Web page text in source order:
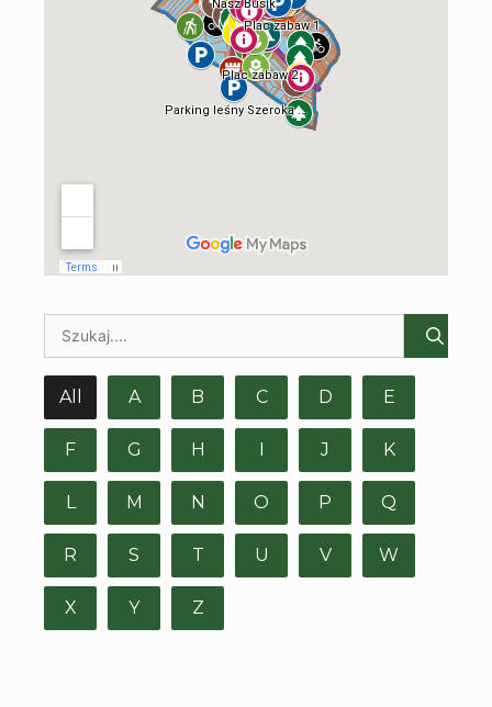
All A B C D E
F G H I J K
L M N O P Q
R S T U V W
X Y Z